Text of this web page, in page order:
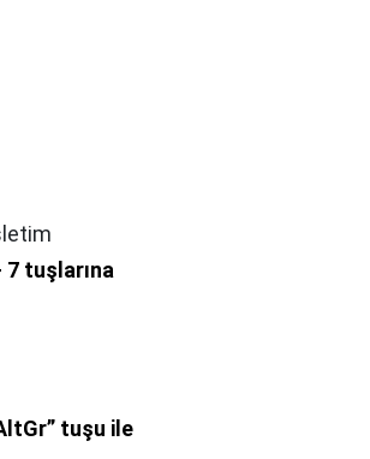
tuşlarına
tuşu ile